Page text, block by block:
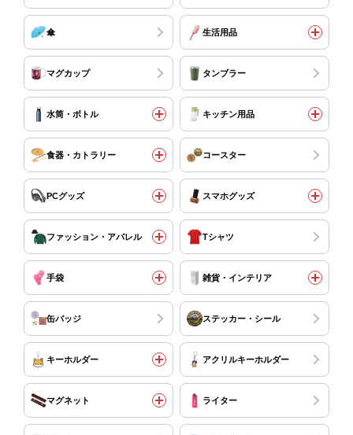
傘 生活用品
マグカップ タンブラー
水筒・ボトル キッチン用品
食器・カトラリー コースター
PCグッズ スマホグッズ
ファッション・アパレル Tシャツ
手袋 雑貨・インテリア
缶バッジ ステッカー・シール
キーホルダー アクリルキーホルダー
マグネット ライター